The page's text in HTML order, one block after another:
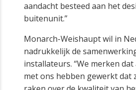
aandacht besteed aan het
buitenunit.”
Monarch-Weishaupt wil in
nadrukkelijk de
installateurs. “We merken dat
met ons hebben gewerkt dat